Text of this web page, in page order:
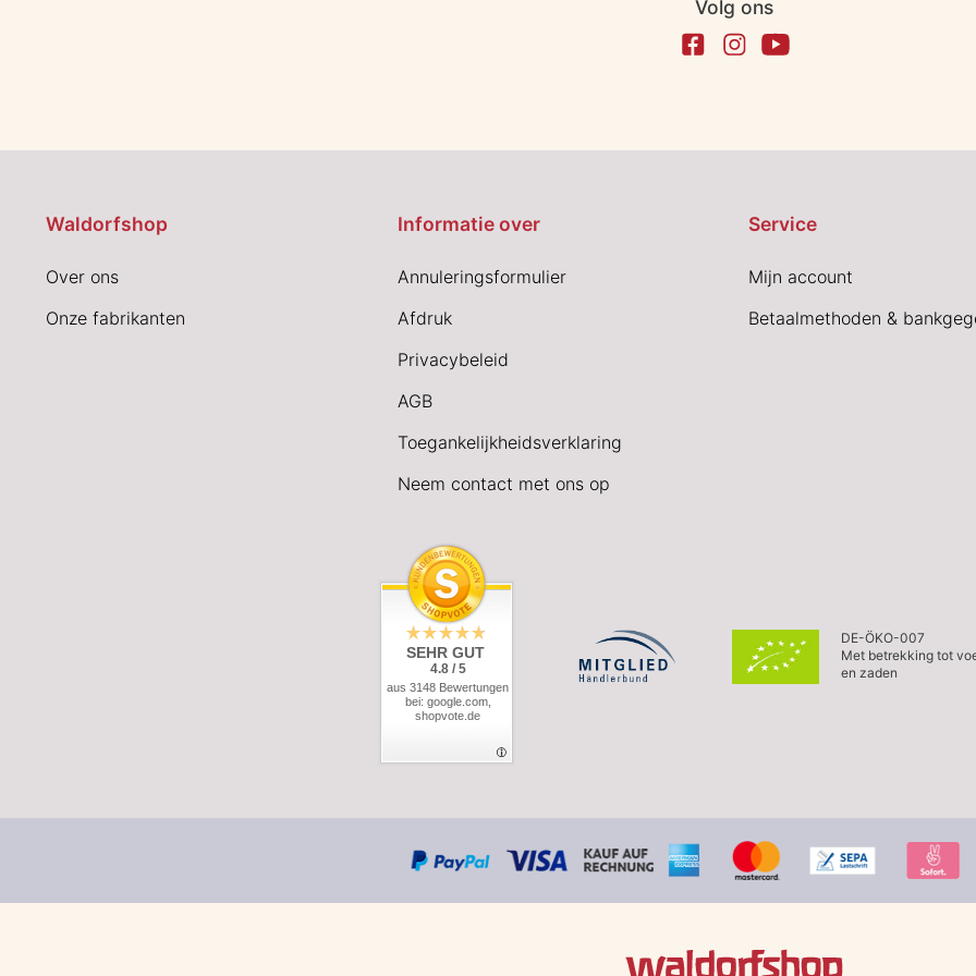
Volg ons
Waldorfshop
Over ons
Onze fabrikanten
Informatie over
Annuleringsformulier
Afdruk
Privacybeleid
AGB
Toegankelijkheidsverklaring
Neem contact met ons op
Service
Mijn account
Betaalmethoden &
SEHR GUT
4.8 / 5
aus 3148 Bewertungen
bei: google.com,
shopvote.de
DE-ÖKO-007
Met betrekking tot
en zaden